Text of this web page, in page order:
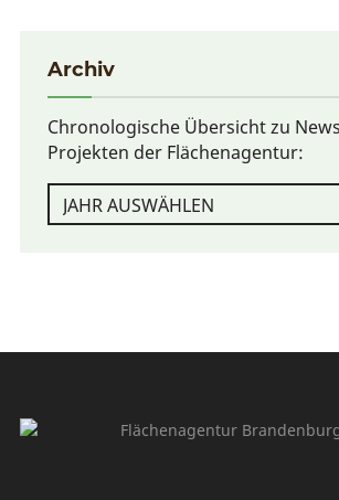
Archiv
Chronologische Übersicht zu
Projekten der Flächenagentur: